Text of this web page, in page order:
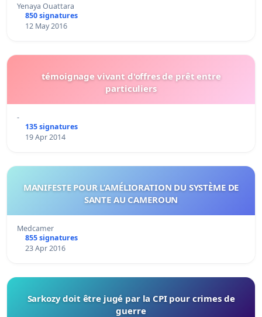
Yenaya Ouattara
850 signatures
12 May 2016
témoignage vivant d'offres de prêt entre
particuliers
-
135 signatures
19 Apr 2014
MANIFESTE POUR L’AMÉLIORATION DU SYSTÈME DE
SANTE AU CAMEROUN
Medcamer
855 signatures
23 Apr 2016
Sarkozy doit être jugé par la CPI pour crimes de
guerre